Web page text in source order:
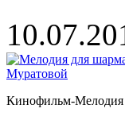
Кинофильм-Мелодия